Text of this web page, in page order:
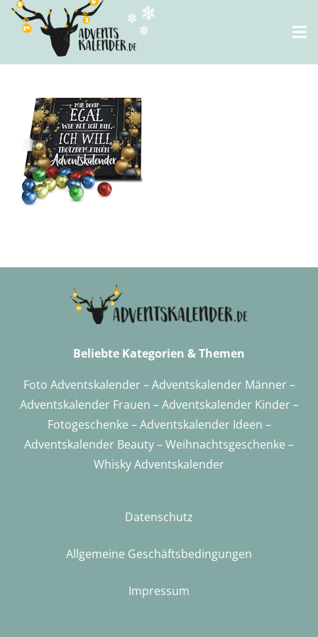
Beliebte Kategorien & Themen
Foto Adventskalender–Adventskalender Männer–
Adventskalender Frauen –Adventskalender Kinder–
Fotogeschenke –AdventskalenderIdeen –
Adventskalender Beauty–Weihnachtsgeschenke –
Whisky Adventskalender
Datenschutz
Allgemeine Geschäftsbedingungen
Impressum